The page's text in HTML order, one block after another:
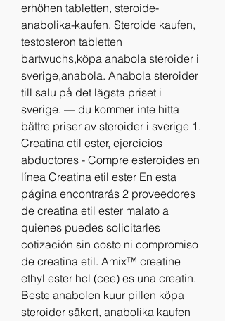
erhöhen tabletten, steroide-
anabolika-kaufen. Steroide kaufen,
testosteron tabletten
bartwuchs,köpa anabola steroider i
sverige,anabola. Anabola steroider
till salu på det lägsta priset i
sverige. — du kommer inte hitta
bättre priser av steroider i sverige 1.
Creatina etil ester, ejercicios
abductores - Compre esteroides en
línea Creatina etil ester En esta
página encontrarás 2 proveedores
de creatina etil ester malato a
quienes puedes solicitarles
cotización sin costo ni compromiso
de creatina etil. Amix™ creatine
ethyl ester hcl (cee) es una creatin.
Beste anabolen kuur pillen köpa
steroider säkert, anabolika kaufen